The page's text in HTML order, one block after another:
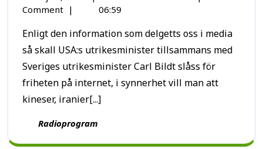
Comment | 06:59
Enligt den information som delgetts oss i media
så skall USA:s utrikesminister tillsammans med
Sveriges utrikesminister Carl Bildt slåss för
friheten på internet, i synnerhet vill man att
kineser, iranier[...]
Radioprogram